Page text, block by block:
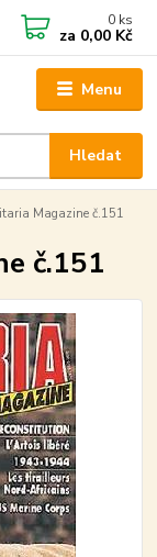
Menu
Hledat
0 ks
za 0,00 Kč
Magazine č.151
č.151